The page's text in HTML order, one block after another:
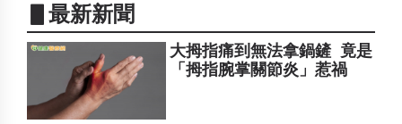
▋最新新聞
大拇指痛到無法拿鍋鏟 竟是
「拇指腕掌關節炎」惹禍